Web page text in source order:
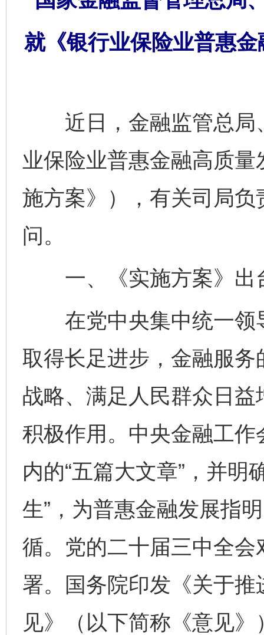
就《银行业保险业普惠
近日，金融监管总局
业保险业普惠金融高质
施方案》），有关司局
问。
一、《实施方案》出
在党中央集中统一领
取得长足进步，金融服
战略、满足人民群众日
积极作用。中央金融工
内的“五篇大文章”，并明
生”，为普惠金融发展指
循。党的二十届三中全会
署。国务院印发《关于
见》（以下简称《意见